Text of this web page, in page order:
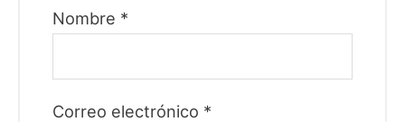
Nombre *
Correo electrónico *